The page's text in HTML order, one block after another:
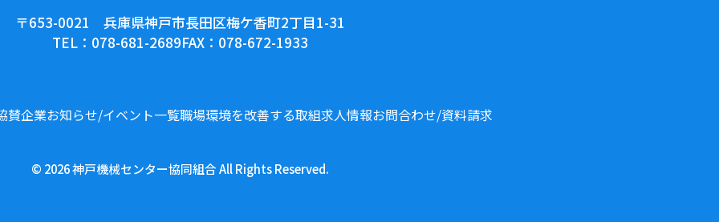
〒653-0021 兵庫県神戸市長田区梅ケ香町2丁目1-31
TEL：078-681-2689FAX：078-672-1933
賛企業お知らせ/イベント一覧職場環境を改善する取組求人情報お問合わせ/資料請求
© 2026 神戸機械センター協同組合 All Rights Reserved.